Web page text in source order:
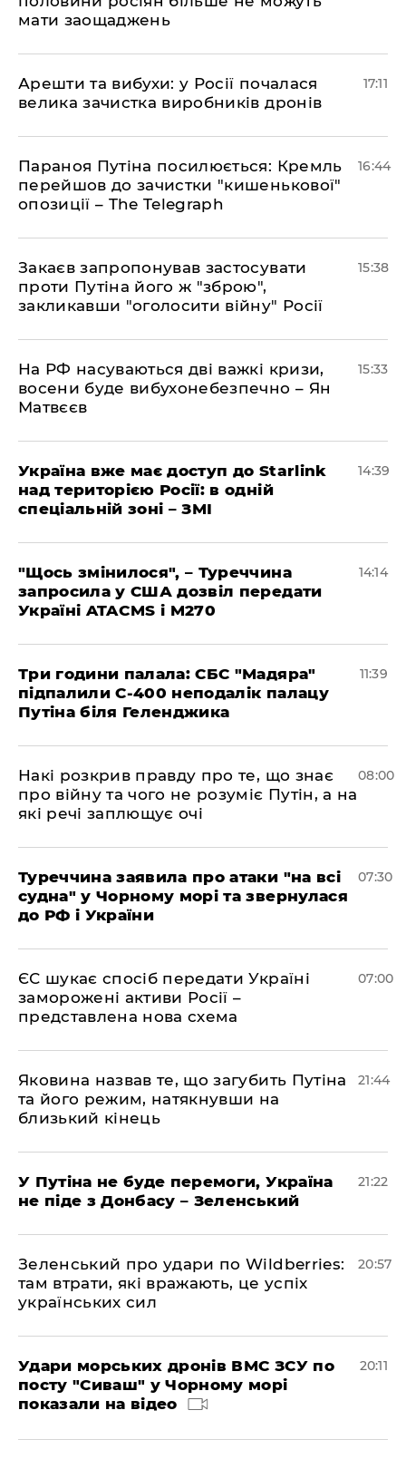
мати заощаджень
Арешти та вибухи: у Росії почалася
велика зачистка виробників дронів
17:11
Параноя Путіна посилюється: Кремль
перейшов до зачистки "кишенькової"
опозиції – The Telegraph
16:44
Закаєв запропонував застосувати
проти Путіна його ж "зброю",
закликавши "оголосити війну" Росії
15:38
На РФ насуваються дві важкі кризи,
восени буде вибухонебезпечно – Ян
Матвєєв
15:33
Україна вже має доступ до Starlink
над територією Росії: в одній
спеціальній зоні – ЗМІ
14:39
"Щось змінилося", – Туреччина
запросила у США дозвіл передати
Україні ATACMS і M270
14:14
Три години палала: СБС "Мадяра"
підпалили С-400 неподалік палацу
Путіна біля Геленджика
11:39
Накі розкрив правду про те, що знає
про війну та чого не розуміє Путін, а на
які речі заплющує очі
08:00
Туреччина заявила про атаки "на всі
судна" у Чорному морі та звернулася
до РФ і України
07:30
ЄС шукає спосіб передати Україні
заморожені активи Росії –
представлена ​​нова схема
07:00
Яковина назвав те, що загубить Путіна
та його режим, натякнувши на
близький кінець
21:44
У Путіна не буде перемоги, Україна
не піде з Донбасу – Зеленський
21:22
Зеленський про удари по Wildberries:
там втрати, які вражають, це успіх
українських сил
20:57
Удари морських дронів ВМС ЗСУ по
посту "Сиваш" у Чорному морі
показали на відео
20:11